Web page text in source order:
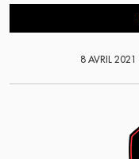
8 AVRIL 2021